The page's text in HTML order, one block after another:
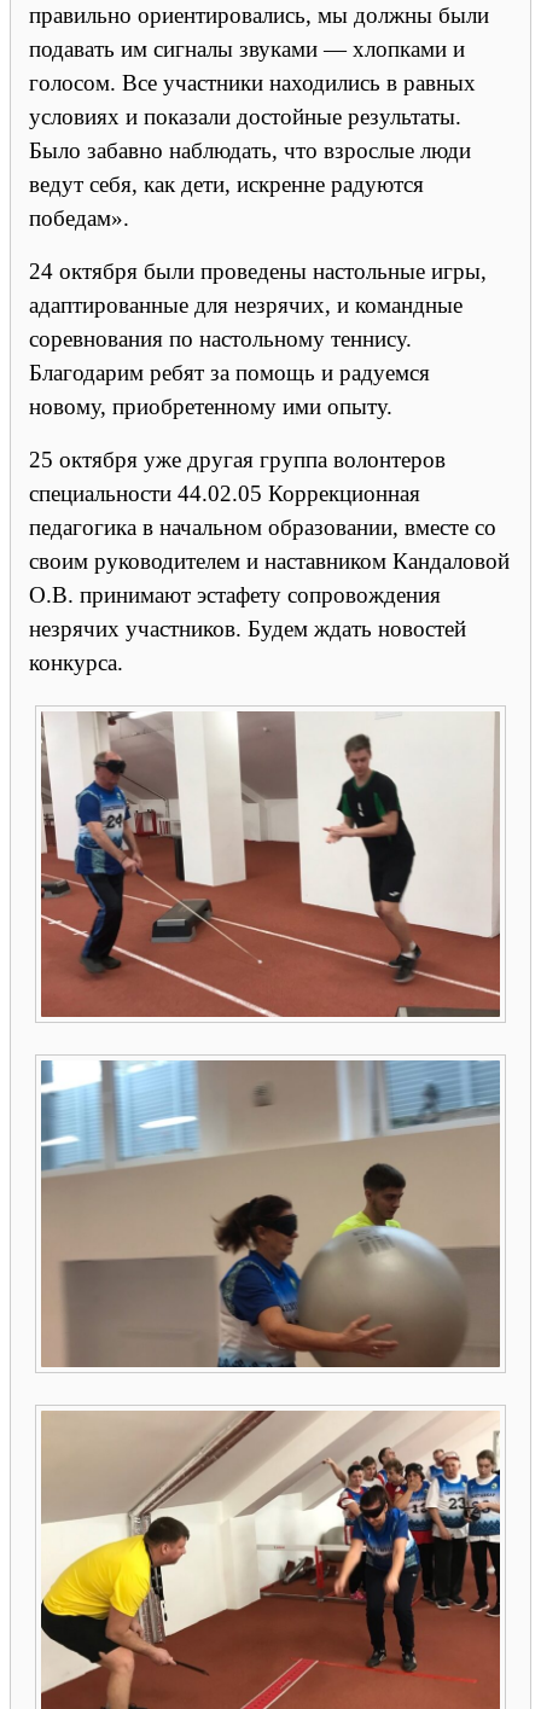
правильно ориентировались, мы должны были
подавать им сигналы звуками — хлопками и
голосом. Все участники находились в равных
условиях и показали достойные результаты.
Было забавно наблюдать, что взрослые люди
ведут себя, как дети, искренне радуются
победам».
24 октября были проведены настольные игры,
адаптированные для незрячих, и командные
соревнования по настольному теннису.
Благодарим ребят за помощь и радуемся
новому, приобретенному ими опыту.
25 октября уже другая группа волонтеров
специальности 44.02.05 Коррекционная
педагогика в начальном образовании, вместе со
своим руководителем и наставником Кандаловой
О.В. принимают эстафету сопровождения
незрячих участников. Будем ждать новостей
конкурса.